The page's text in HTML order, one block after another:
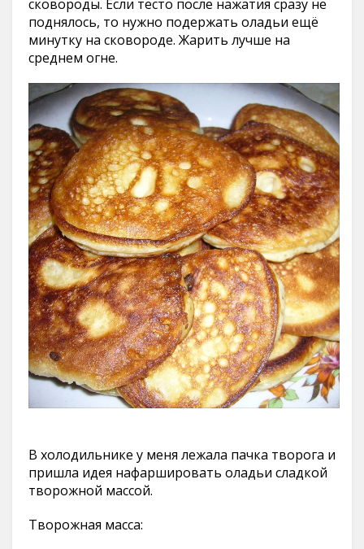
сковороды. Если тесто после нажатия сразу не
поднялось, то нужно подержать оладьи ещё
минутку на сковороде. Жарить лучше на
среднем огне.
В холодильнике у меня лежала пачка творога и
пришла идея нафаршировать оладьи сладкой
творожной массой.
Творожная масса: